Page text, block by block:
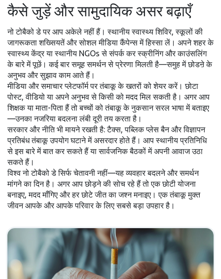
कैसे जुड़ें और सामुदायिक असर बढ़ाएँ
नो टोबैको डे पर आप अकेले नहीं हैं। स्थानीय स्वास्थ्य शिविर, स्कूलों की
जागरूकता शख्सियतें और सोशल मीडिया कैंपेन्स में हिस्सा लें। अपने शहर के
स्वास्थ्य केंद्र या स्थानीय NGOs से संपर्क कर स्क्रीनिंग और काउंसलिंग
के बारे में पूछें। कई बार समूह समर्थन से प्रेरणा मिलती है—समुह में छोडऩे के
अनुभव और सुझाव काम आते हैं।
मीडिया और समाचार प्लेटफॉर्म पर तंबाकू के खतरों को शेयर करें। छोटा
पोस्ट, वीडियो या अपने अनुभव से किसी को मदद मिल सकती है। अगर आप
शिक्षक या माता-पिता हैं तो बच्चों को तंबाकू के नुकसान सरल भाषा में बताइए
—उनका नजरिया बदलना लंबी दूरी तय करता है।
सरकार और नीति भी मायने रखती है: टैक्स, पब्लिक प्लेस बैन और विज्ञापन
प्रतिबंध तंबाकू उपयोग घटाने में असरदार होते हैं। आप स्थानीय प्रतिनिधि
से इस बारे में बात कर सकते हैं या सार्वजनिक बैठकों में अपनी आवाज उठा
सकते हैं।
विश्व नो टोबैको डे सिर्फ चेतावनी नहीं—यह व्यवहार बदलने और समर्थन
मांगने का दिन है। अगर आप छोड़ने की सोच रहे हैं तो एक छोटी योजना
बनाइए, मदद माँगिए और हर छोटे जीत का जश्न मनाइए। एक तंबाकू मुक्त
जीवन आपके और आपके परिवार के लिए सबसे बड़ा उपहार है।